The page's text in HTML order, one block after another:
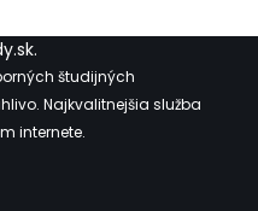
študijných
Najkvalitnejšia služba
internete.